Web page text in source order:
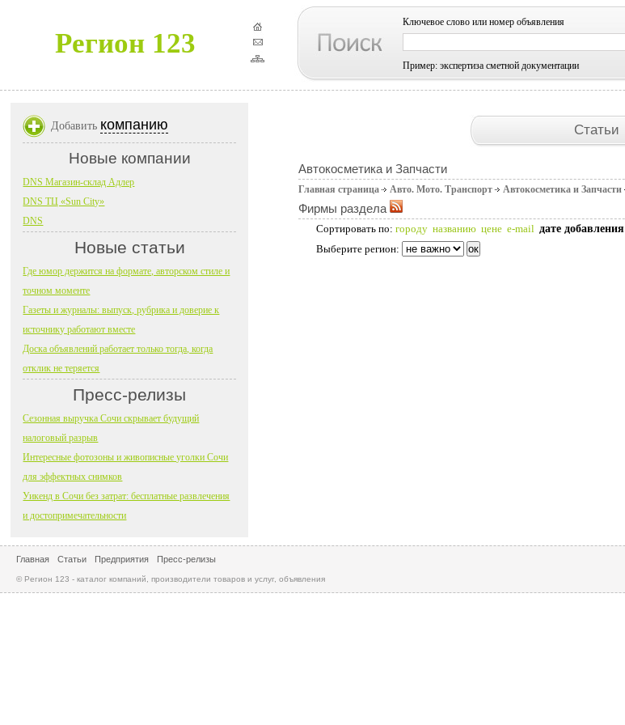
Регион 123
Ключевое слово или номер объявления
Пример: экспертиза сметной документации
Статьи
Автокосметика и Запчасти
Главная страница Авто. Мото. Транспорт Автокосметика и Запчасти
Фирмы раздела
Сортировать по: городу названию цене e-mail дате добавления
Выберите регион:
Добавить компанию
Новые компании
DNS Магазин-склад Адлер
DNS ТЦ «Sun City»
DNS
Новые статьи
Где юмор держится на формате, авторском стиле и
точном моменте
Газеты и журналы: выпуск, рубрика и доверие к
источнику работают вместе
Доска объявлений работает только тогда, когда
отклик не теряется
Пресс-релизы
Сезонная выручка Сочи скрывает будущий
налоговый разрыв
Интересные фотозоны и живописные уголки Сочи
для эффектных снимков
Уикенд в Сочи без затрат: бесплатные развлечения
и достопримечательности
Главная Статьи Предприятия Пресс-релизы
© Регион 123 - каталог компаний, производители товаров и услуг, объявления